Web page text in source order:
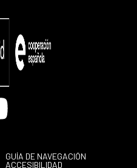
GUÍA DE NAVEGACIÓN
ACCESIBILIDAD